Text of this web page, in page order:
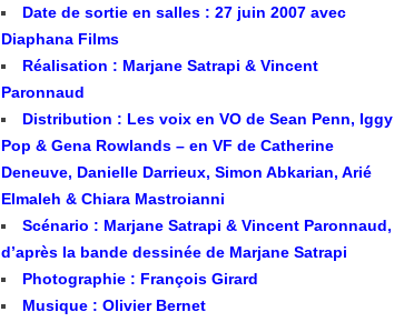
Date de sortie en salles : 27 juin 2007 avec
Diaphana Films
Réalisation : Marjane Satrapi & Vincent
Paronnaud
Distribution : Les voix en VO de Sean Penn, Iggy
Pop & Gena Rowlands – en VF de Catherine
Deneuve, Danielle Darrieux, Simon Abkarian, Arié
Elmaleh & Chiara Mastroianni
Scénario : Marjane Satrapi & Vincent Paronnaud,
d’après la bande dessinée de Marjane Satrapi
Photographie : François Girard
Musique : Olivier Bernet